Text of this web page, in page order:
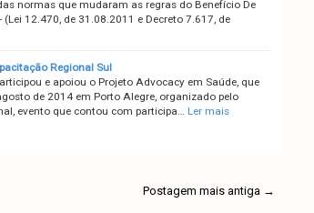
normas que mudaram as regras do Benefício De
12.470, de 31.08.2011 e Decreto 7.617, de
Regional Sul
e apoiou o Projeto Advocacy em Saúde, que
de 2014 em Porto Alegre, organizado pelo
evento que contou com participa…
Ler mais
Postagem mais antiga →